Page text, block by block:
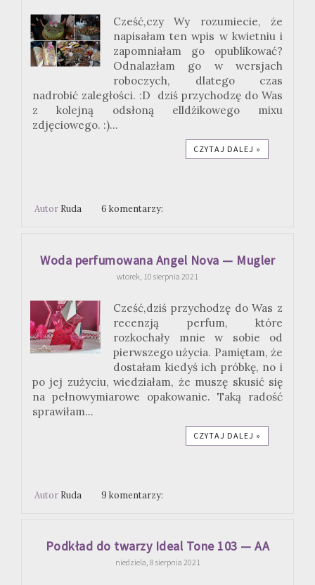
Cześć,czy Wy rozumiecie, że
napisałam ten wpis w kwietniu i
zapomniałam go opublikować?
Odnalazłam go w wersjach
roboczych, dlatego czas
nadrobić zaległości. :D dziś przychodzę do Was
z kolejną odsłoną elldżikowego mixu
zdjęciowego. :)...
CZYTAJ DALEJ »
Autor Ruda 6 komentarzy:
Woda perfumowana Angel Nova — Mugler
wtorek, 10 sierpnia 2021
Cześć,dziś przychodzę do Was z
recenzją perfum, które
rozkochały mnie w sobie od
pierwszego użycia. Pamiętam, że
dostałam kiedyś ich próbkę, no i
po jej zużyciu, wiedziałam, że muszę skusić się
na pełnowymiarowe opakowanie. Taką radość
sprawiłam...
CZYTAJ DALEJ »
Autor Ruda 9 komentarzy:
Podkład do twarzy Ideal Tone 103 — AA
niedziela, 8 sierpnia 2021